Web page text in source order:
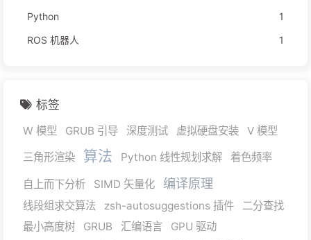
Python
1
ROS 机器人
1
标签
W 模型 GRUB 引导 深度测试 虚拟硬盘安装
V 模型
三角形渲染
算法 Python 线性规划求解 着色频率
自上而下分析 SIMD 矢量化 编译原理
线段组求交算法 zsh-autosuggestions 插件
二分查找
最小高度树
GRUB 汇编语言
GPU 驱动